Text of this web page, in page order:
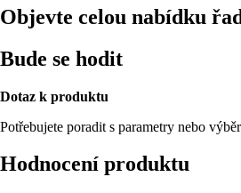
Objevte celou nabídku
Bude se hodit
Dotaz k produktu
Potřebujete poradit s parametry nebo
Hodnocení produktu